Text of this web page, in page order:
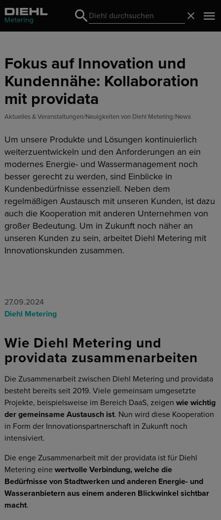
Search
Search
Fokus auf Innovation und
Kundennähe: Kollaboration
mit providata
Aktuelles & Veranstaltungen Neuigkeiten von Diehl Metering News
Um unsere Produkte und Lösungen kontinuierlich
weiterzuentwickeln und den Anforderungen an ein
modernes Energie- und Wassermanagement noch
besser gerecht zu werden, sind Einblicke in
Kundenbedürfnisse essenziell. Neben dem
regelmäßigen Austausch mit unseren Kunden, ist dazu
auch die Kooperation mit anderen Unternehmen von
großer Bedeutung. Um in Zukunft noch näher an
unseren Kunden zu sein, arbeitet Diehl Metering mit
Innovationskunden zusammen.
27.09.2024
Diehl Metering
Wie Diehl Metering und
providata zusammenarbeiten
Die Zusammenarbeit zwischen Diehl Metering und providata
besteht bereits seit 2019. Viele gemeinsam umgesetzte
Projekte, beispielsweise im Bereich DaaS, zeigen wie wichtig
der gemeinsame Austausch ist. Nun wird diese Kooperation
in Form der Innovationspartnerschaft in Zukunft noch
intensiviert.
Die enge Zusammenarbeit mit der providata ist für Diehl
Metering eine wertvolle Verbindung, welche die
Bedürfnisse von Stadtwerken und anderen Energie- und
Wasseranbietern aus einem anderen Blickwinkel sichtbar
macht.